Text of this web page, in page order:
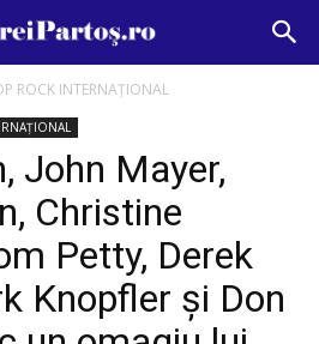
ROCK INTERNAȚIONAL
John Mayer,
Christine
Petty, Derek
Knopfler şi Don